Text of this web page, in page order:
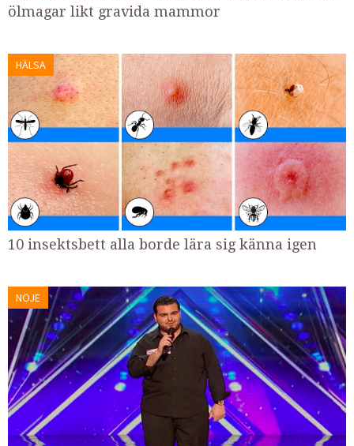
ölmagar likt gravida mammor
HÄLSA
10 insektsbett alla borde lära sig känna igen
NÖJE